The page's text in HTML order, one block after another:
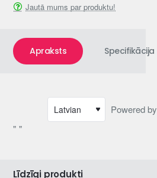
Jautā mums par produktu!
Apraksts Specifikācija
Powered by
" "
Līdzīgi produkti